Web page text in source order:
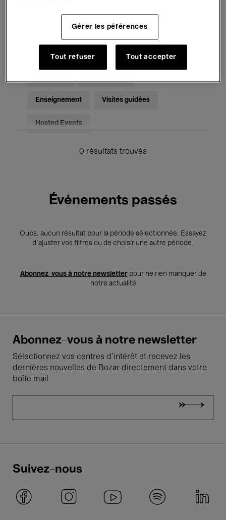
Musique classique Global Music
Enseignement Visites guidées
Hosted Events
0 résultats trouvés
Événements passés
Oups, aucun résultat pour la période sélectionnée. Essayez
d’ajuster vos filtres ou de choisir une autre période.
Abonnez-vous à notre newsletterpour ne rien manquer de
notre actualité
Abonnez-vous à notre newsletter
Sélectionnez vos centres d'intérêt et recevez les
dernières nouvelles de Bozar directement dans votre
boîte mail
Suivez-nous
Gérer les péférences
Tout refuser Tout accepter